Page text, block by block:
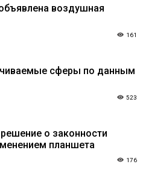
воздушная
161
сферы по данным
523
о законности
планшета
176